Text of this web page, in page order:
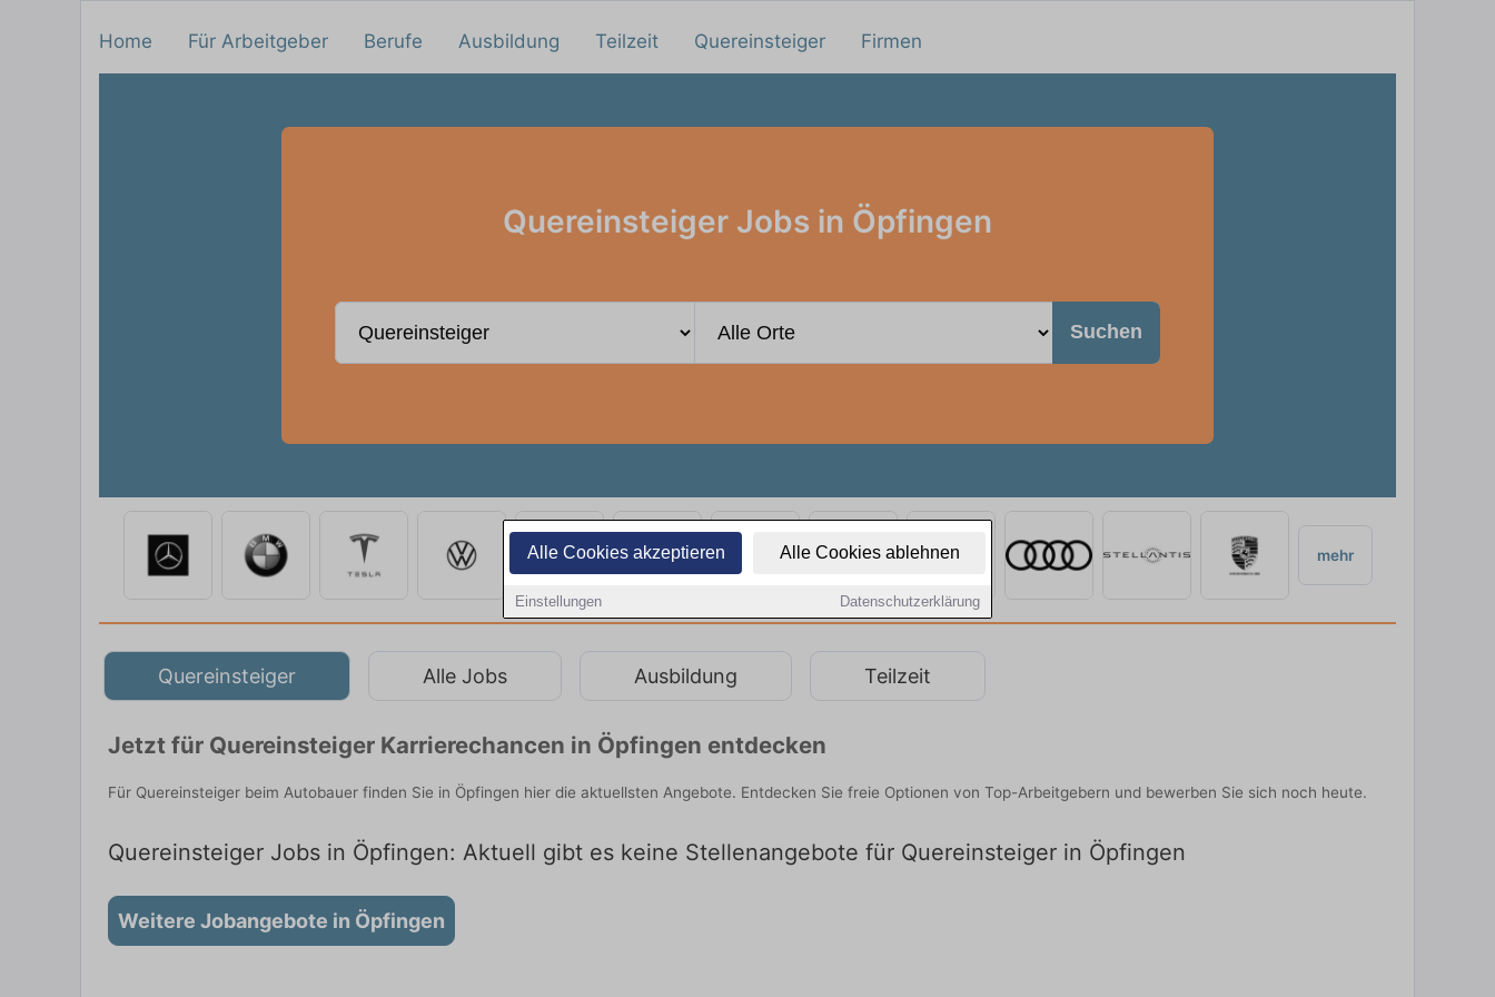
Alle Cookies akzeptieren Alle Cookies ablehnen
Einstellungen Datenschutzerklärung
Home Für Arbeitgeber Berufe Ausbildung Teilzeit Quereinsteiger Firmen
Quereinsteiger Jobs in Öpfingen
Suchen
mehr
Quereinsteiger Alle Jobs Ausbildung Teilzeit
Jetzt für Quereinsteiger Karrierechancen in Öpfingen entdecken
Für Quereinsteiger beim Autobauer finden Sie in Öpfingen hier die aktuellsten Angebote. Entdecken Sie freie Optionen von Top-Arbeitgebern und bewerben Sie sich noch heute.
Quereinsteiger Jobs in Öpfingen: Aktuell gibt es keine Stellenangebote für Quereinsteiger in Öpfingen
Weitere Jobangebote in Öpfingen